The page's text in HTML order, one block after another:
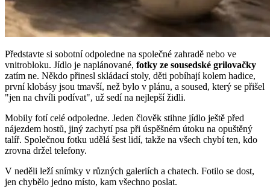
Představte si sobotní odpoledne na společné zahradě nebo ve
vnitrobloku. Jídlo je naplánované, fotky ze sousedské grilovačky
zatím ne. Někdo přinesl skládací stoly, děti pobíhají kolem hadice,
první klobásy jsou tmavší, než bylo v plánu, a soused, který se přišel
"jen na chvíli podívat", už sedí na nejlepší židli.
Mobily fotí celé odpoledne. Jeden člověk stihne jídlo ještě před
nájezdem hostů, jiný zachytí psa při úspěšném útoku na opuštěný
talíř. Společnou fotku udělá šest lidí, takže na všech chybí ten, kdo
zrovna držel telefony.
V neděli leží snímky v různých galeriích a chatech. Fotilo se dost,
jen chybělo jedno místo, kam všechno poslat.